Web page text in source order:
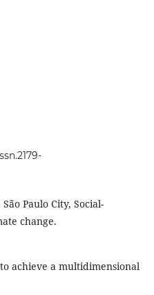
Paulo City, Social-
change.
achieve a multidimensional